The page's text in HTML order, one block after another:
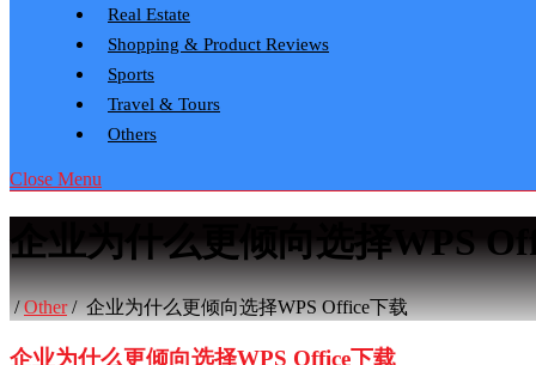
Real Estate
Shopping & Product Reviews
Sports
Travel & Tours
Others
Close Menu
企业为什么更倾向选择WPS
/Other/企业为什么更倾向选择WPS Office下载
企业为什么更倾向选择WPS Office下载